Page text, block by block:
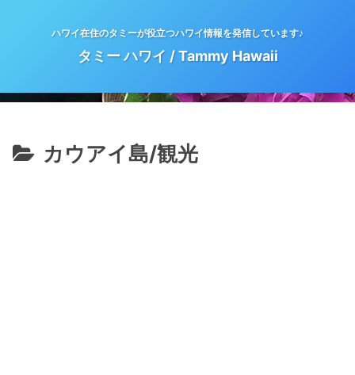
ハワイ在住のタミーが役立つハワイ情報を発信しています♪
タミー ハワイ / Tammy Hawaii
カウアイ島/観光